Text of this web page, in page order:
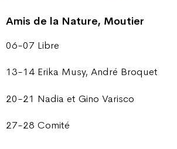
Amis de la Nature, Moutier
06-07 Libre
13-14 Erika Musy, André Broquet
20-21 Nadia et Gino Varisco
27-28 Comité